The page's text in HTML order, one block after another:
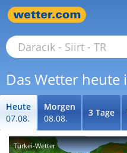
Das Wetter heute
Heute
07.08.
Morgen
08.08.
3 Tage
Türkei-Wetter